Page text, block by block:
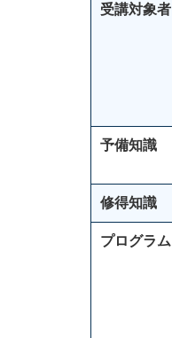
受講対象者
予備知識
修得知識
プログラム